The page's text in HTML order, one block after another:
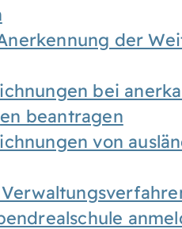
der
bei
beantragen
von